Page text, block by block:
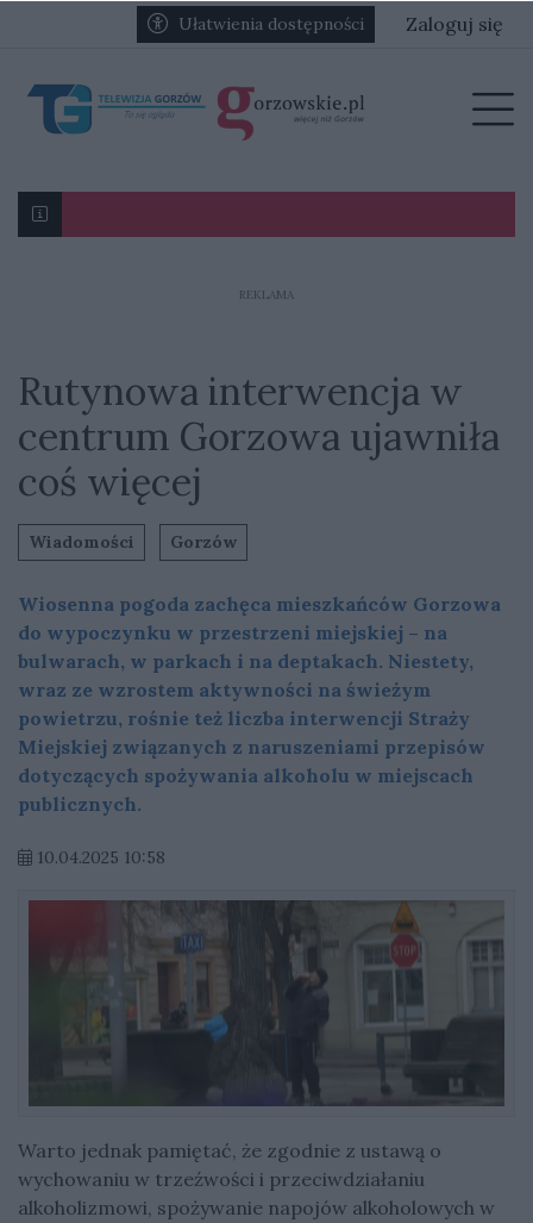
Przejdź do głównych treści
Przejdź do głównego menuUłatwienia dostępności Zaloguj się
Karol Gliwiński: „Jesteśmy w stanie namieszać w III
REKLAMA
Rutynowa interwencja w
centrum Gorzowa ujawniła
coś więcej
Wiadomości Gorzów
Wiosenna pogoda zachęca mieszkańców Gorzowa
do wypoczynku w przestrzeni miejskiej – na
bulwarach, w parkach i na deptakach. Niestety,
wraz ze wzrostem aktywności na świeżym
powietrzu, rośnie też liczba interwencji Straży
Miejskiej związanych z naruszeniami przepisów
dotyczących spożywania alkoholu w miejscach
publicznych.
10.04.2025 10:58
Warto jednak pamiętać, że zgodnie z ustawą o
wychowaniu w trzeźwości i przeciwdziałaniu
alkoholizmowi, spożywanie napojów alkoholowych w